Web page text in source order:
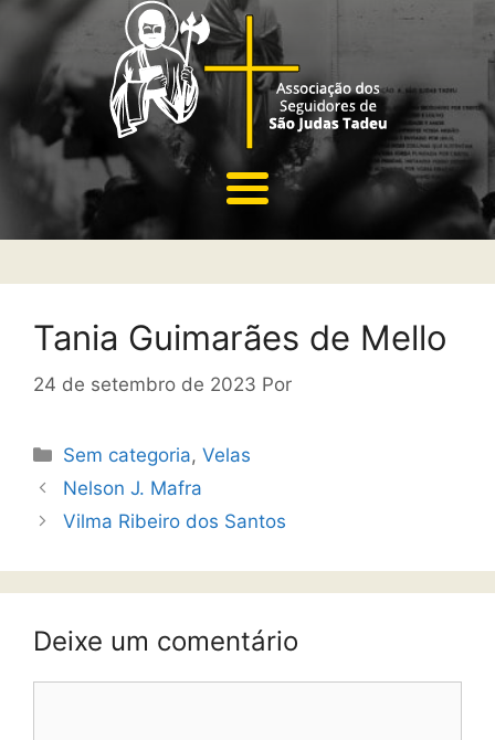
Tania Guimarães de Mello
24 de setembro de 2023 Por
Sem categoria,Velas
Nelson J. Mafra
Vilma Ribeiro dos Santos
Deixe um comentário